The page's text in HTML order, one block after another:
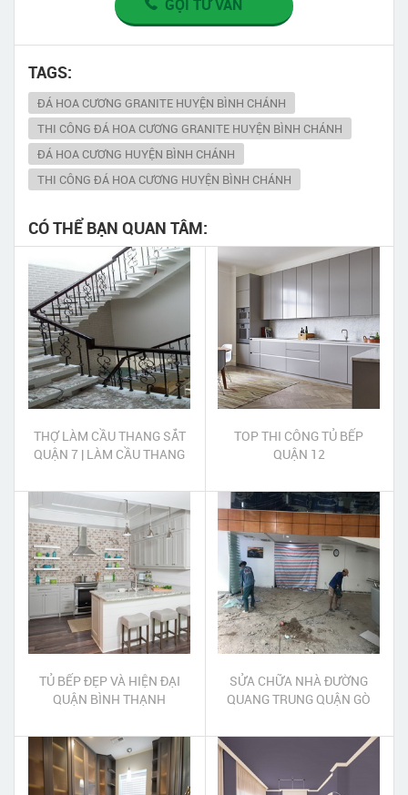
GỌI TƯ VẤN
TAGS:
ĐÁ HOA CƯƠNG GRANITE HUYỆN BÌNH CHÁNH
THI CÔNG ĐÁ HOA CƯƠNG GRANITE HUYỆN BÌNH CHÁNH
ĐÁ HOA CƯƠNG HUYỆN BÌNH CHÁNH
THI CÔNG ĐÁ HOA CƯƠNG HUYỆN BÌNH CHÁNH
CÓ THỂ BẠN QUAN TÂM:
THỢ LÀM CẦU THANG SẮT
QUẬN 7 | LÀM CẦU THANG
TOP THI CÔNG TỦ BẾP
QUẬN 12
TỦ BẾP ĐẸP VÀ HIỆN ĐẠI
QUẬN BÌNH THẠNH
SỬA CHỮA NHÀ ĐƯỜNG
QUANG TRUNG QUẬN GÒ